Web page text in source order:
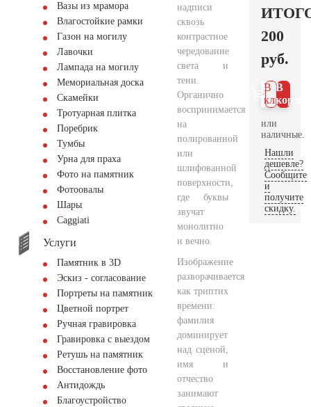
Вазы из мрамора
Влагостойкие рамки
Газон на могилу
Лавочки
Лампада на могилу
Мемориальная доска
Скамейки
Тротуарная плитка
Поребрик
Тумбы
Урна для праха
Фото на памятник
Фотоовалы
Шары
Сaggiati
Услуги
Памятник в 3D
Эскиз - согласование
Портреты на памятник
Цветной портрет
Ручная гравировка
Гравировка с выездом
Ретушь на памятник
Восстановление фото
Антидождь
Благоустройство
надписи
сквозь
контрастное
чередование
света и
тени.
Органично
воспринимается
на
полированной
или
шлифованной
поверхности,
где буквы
звучат
монолитно
и вечно.
Изображение
разворачивается
как триптих
времени:
фамилия
доминирует
над сценой,
имя и
отчество
занимают
200
руб.
В
В 1
клик
или
наличные.
Нашли
дешевле?
Сообщите
и
получите
скидку.